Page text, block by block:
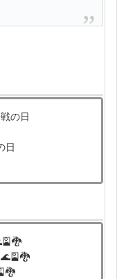
の日
日